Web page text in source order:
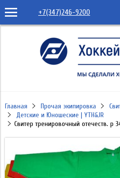
+7(347)246-9200
Главная Прочая экипировка
Детские и Юношеские | YTH&JR
Свитер тренировочный отечеств. р